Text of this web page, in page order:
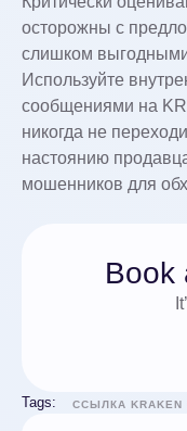
осторожны с
слишком
Используйте
сообщениями на
никогда не
настоянию
мошенников для
Book
Tags: ССЫЛКА KRAKEN